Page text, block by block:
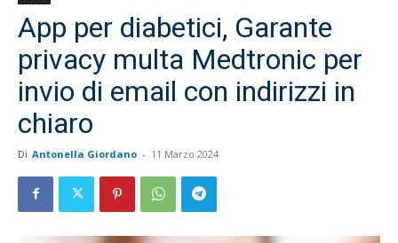
App per diabetici, Garante
privacy multa Medtronic per
invio di email con indirizzi in
chiaro
Di Antonella Giordano - 11 Marzo 2024